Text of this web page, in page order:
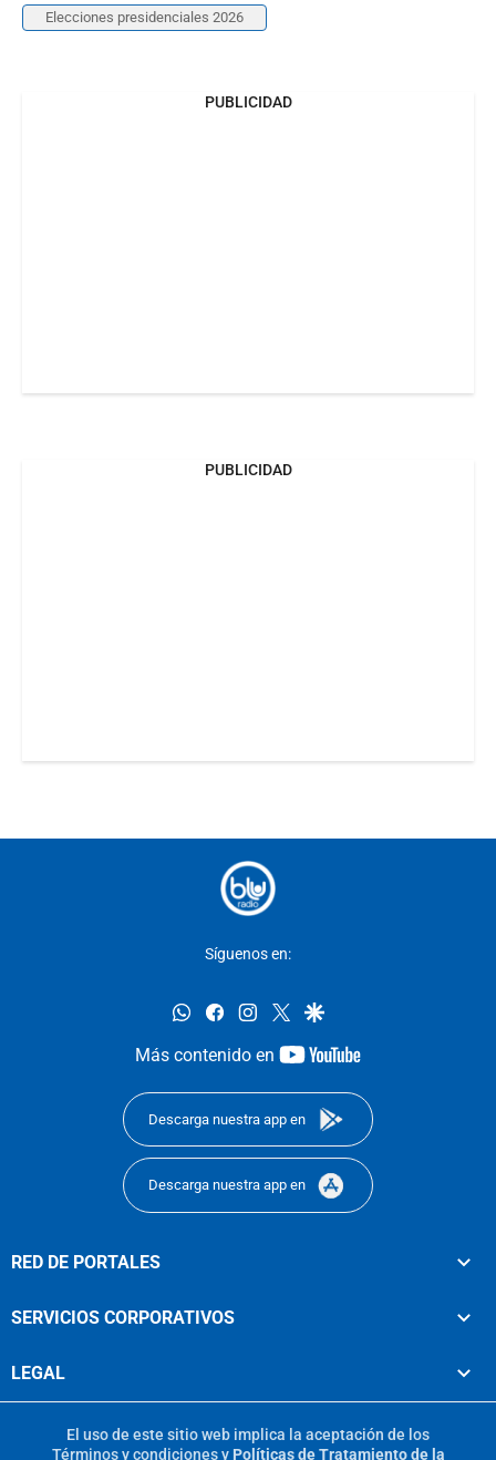
Elecciones presidenciales 2026
PUBLICIDAD
PUBLICIDAD
Síguenos en:
whatsappfacebookinstagram
twittergoogle
Más contenido en
youtube-
Descarga nuestra app en
Descarga nuestra app en
RED DE PORTALES
SERVICIOS CORPORATIVOS
LEGAL
El uso de este sitio web implica la aceptación de los
Términos y condicionesy Políticas de Tratamiento de la